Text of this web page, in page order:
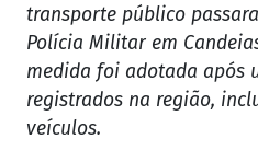
transporte público
Polícia Militar em
medida foi adotada após
registrados na região,
veículos.